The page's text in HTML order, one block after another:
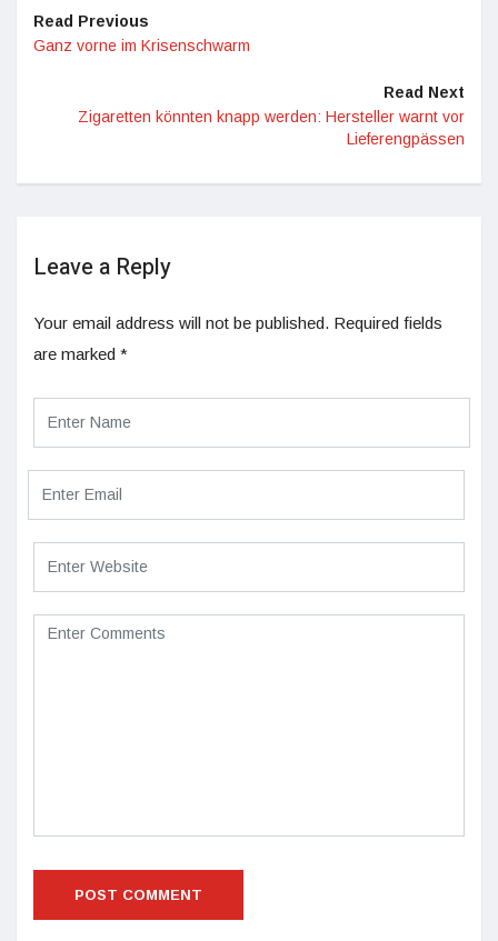
Read Previous
Ganz vorne im Krisenschwarm
Read Next
Zigaretten könnten knapp werden: Hersteller warnt vor
Lieferengpässen
Leave a Reply
Your email address will not be published. Required fields
are marked *